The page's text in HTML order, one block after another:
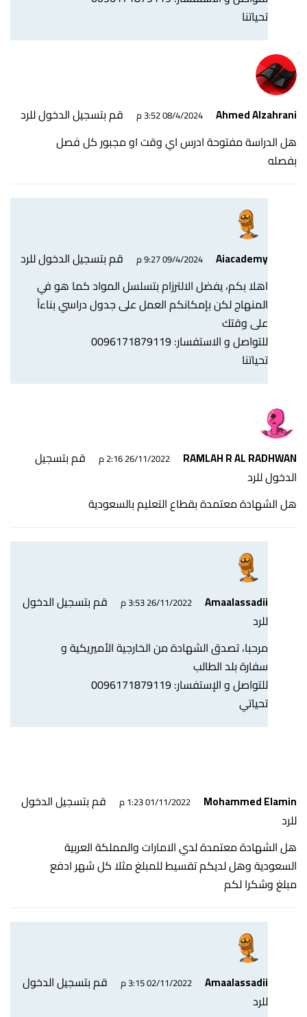
تحياتنا
Ahmed Alzahrani 08/4/2024 3:52 م
قم بتسجيل الدخول للرد
هل الدراسة مفتوحة ادرس اي وقت او مجبور كل فصل
بفصله
Aiacademy 09/4/2024 9:27 م
قم بتسجيل الدخول للرد
اهلا بكم، يفضل الالترزام بتسلسل المواد كما هو في
المنهاج لكن بإمكانكم العمل على جدول دراسي بناءاً
على وقتك
للتواصل و الاستفسار: 0096171879119
تحياتنا
RAMLAH R AL RADHWAN 26/11/2022 2:16 م
قم بتسجيل
الدخول للرد
هل الشهادة معتمدة بقطاع التعليم بالسعودية
Amaalassadii 26/11/2022 3:53 م
قم بتسجيل الدخول
للرد
مرحبا، تصدق الشهادة من الخارجية الأميريكية و
سفارة بلد الطالب
للتواصل و الإستفسار: 0096171879119
تحياتي
Mohammed Elamin 01/11/2022 1:23 م
قم بتسجيل الدخول
للرد
هل الشهادة معتمدة لدي الامارات والمملكة العربية
السعودية وهل لديكم تقسيط للمبلغ مثلا كل شهر ادفع
مبلغ وشكرا لكم
Amaalassadii 02/11/2022 3:15 م
قم بتسجيل الدخول
للرد